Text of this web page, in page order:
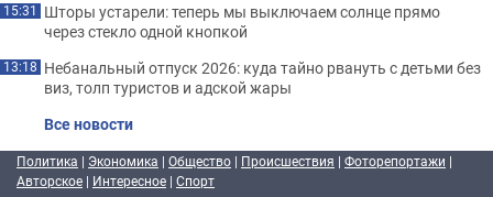
15:31 Шторы устарели: теперь мы выключаем солнце прямо
через стекло одной кнопкой
13:18 Небанальный отпуск 2026: куда тайно рвануть с детьми без
виз, толп туристов и адской жары
Все новости
Политика | Экономика | Общество | Происшествия | Фоторепортажи |
Авторское | Интересное | Спорт